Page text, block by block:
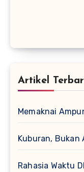
Artikel
Memaknai
Kuburan, Bukan
Rahasia Waktu